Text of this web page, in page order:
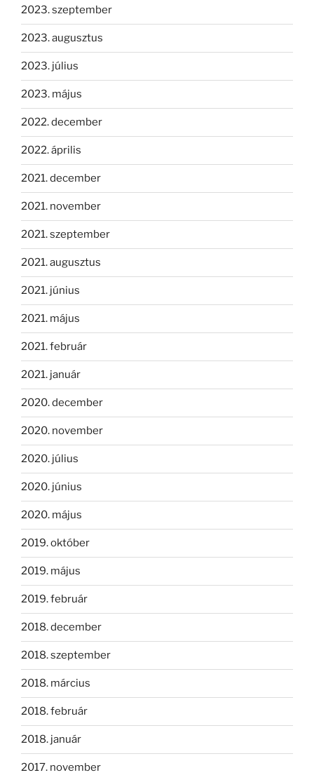
2023. szeptember
2023. augusztus
2023. július
2023. május
2022. december
2022. április
2021. december
2021. november
2021. szeptember
2021. augusztus
2021. június
2021. május
2021. február
2021. január
2020. december
2020. november
2020. július
2020. június
2020. május
2019. október
2019. május
2019. február
2018. december
2018. szeptember
2018. március
2018. február
2018. január
2017. november